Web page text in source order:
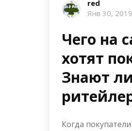
red
Янв 30, 2019
Чего на
хотят
Знают
Когда